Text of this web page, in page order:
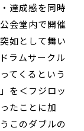
達成感を同時
会堂内で開催
如として舞い
ラムサークル
てくるという
を＜フジロッ
たことに加
このダブルの